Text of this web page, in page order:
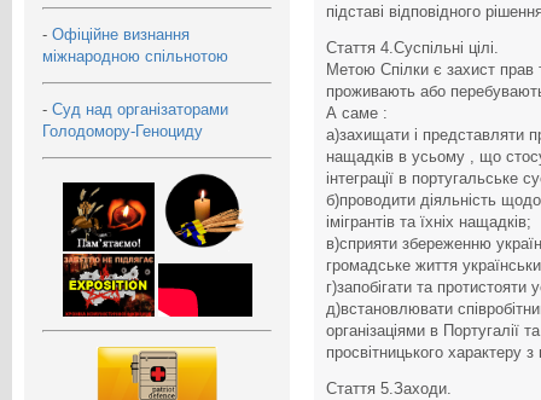
- Офіційне визнання
міжнародною спільнотою
- Суд над організаторами
Голодомору-Геноциду
підставі відповідного
Стаття 4.Суспільні цілі.
Метою Спілки є захист прав
проживають або перебувають
А саме :
а)захищати і представляти
нащадків в усьому , що
інтеграції в португальське
б)проводити діяльність
імігрантів та їхніх нащадків;
в)сприяти збереженню
громадське життя
г)запобігати та протистояти
д)встановлювати
організаціями в Португалії
просвітницького характеру
Стаття 5.Заходи.